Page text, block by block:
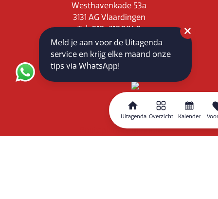
Uitagenda Overzicht Kalender
Westhavenkade 53a
3131 AG Vlaardingen
Tel: 010-3100840
E-mail: info@vlaardingenpartners.nl
KvK: 71555544
BTW : NL858760939B01
Routeplanner
Meld je aan voor de Uitagenda
service en krijg elke maand onze
tips via WhatsApp!